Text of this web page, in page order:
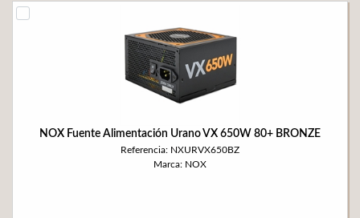
NOX Fuente Alimentación Urano VX 650W 80+ BRONZE
Referencia: NXURVX650BZ
Marca: NOX